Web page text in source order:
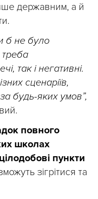
державним, а й
б не було
треба
так і негативні.
сценаріїв,
будь-яких умов”,
повного
школах
пункти
зігрітися та